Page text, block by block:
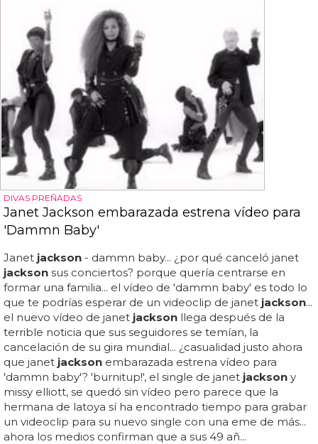
DIVAS PREÑADAS
Janet Jackson embarazada estrena vídeo para
'Dammn Baby'
Janet jackson - dammn baby... ¿por qué canceló janet
jackson sus conciertos? porque quería centrarse en
formar una familia... el vídeo de 'dammn baby' es todo lo
que te podrías esperar de un videoclip de janet jackson...
el nuevo vídeo de janet jackson llega después de la
terrible noticia que sus seguidores se temían, la
cancelación de su gira mundial... ¿casualidad justo ahora
que janet jackson embarazada estrena vídeo para
'dammn baby'? 'burnitup!', el single de janet jackson y
missy elliott, se quedó sin vídeo pero parece que la
hermana de latoya sí ha encontrado tiempo para grabar
un videoclip para su nuevo single con una eme de más...
ahora los medios confirman que a sus 49 añ...